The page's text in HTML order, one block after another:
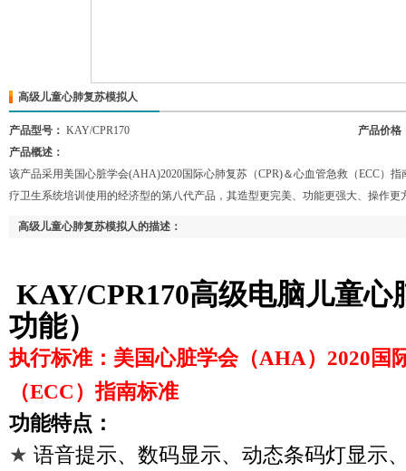
高级儿童心肺复苏模拟人
产品型号： KAY/CPR170
产品价格
产品概述：
该产品采用美国心脏学会(AHA)2020国际心肺复苏（CPR)＆心血管急救（ECC）
疗卫生系统培训使用的经济型的第八代产品，其造型更完美、功能更强大、操作更
高级儿童心肺复苏模拟人的描述：
KAY/CPR170高级电脑儿童心
功能）
执行标准：美国心脏学会（AHA） 2020国
（ECC）指南标准
功能特点：
★ 语音提示、数码显示、动态条码灯显示